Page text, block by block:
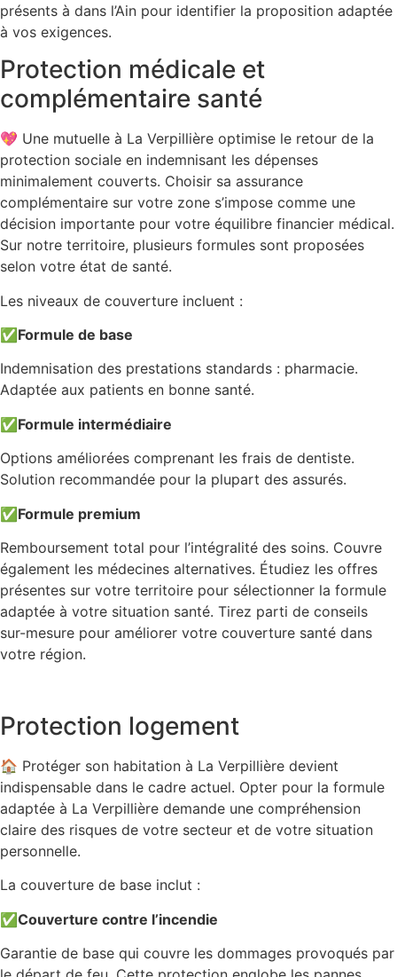
présents à dans l’Ain pour identifier la proposition adaptée
à vos exigences.
Protection médicale et
complémentaire santé
💖 Une mutuelle à La Verpillière optimise le retour de la
protection sociale en indemnisant les dépenses
minimalement couverts. Choisir sa assurance
complémentaire sur votre zone s’impose comme une
décision importante pour votre équilibre financier médical.
Sur notre territoire, plusieurs formules sont proposées
selon votre état de santé.
Les niveaux de couverture incluent :
✅ Formule de base
Indemnisation des prestations standards : pharmacie.
Adaptée aux patients en bonne santé.
✅Formule intermédiaire
Options améliorées comprenant les frais de dentiste.
Solution recommandée pour la plupart des assurés.
✅Formule premium
Remboursement total pour l’intégralité des soins. Couvre
également les médecines alternatives. Étudiez les offres
présentes sur votre territoire pour sélectionner la formule
adaptée à votre situation santé. Tirez parti de conseils
sur-mesure pour améliorer votre couverture santé dans
votre région.
Protection logement
🏠 Protéger son habitation à La Verpillière devient
indispensable dans le cadre actuel. Opter pour la formule
adaptée à La Verpillière demande une compréhension
claire des risques de votre secteur et de votre situation
personnelle.
La couverture de base inclut :
✅Couverture contre l’incendie
Garantie de base qui couvre les dommages provoqués par